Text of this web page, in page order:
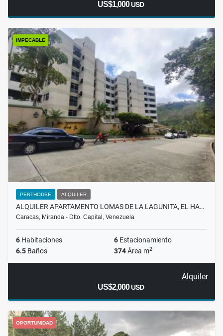
US$1,000USD
IMPECABLE
PENTHOUSE ALQUILER
ALQUILER APARTAMENTO LOMAS DE LA LAGUNITA, EL HA…
Caracas, Miranda - Dtto. Capital, Venezuela
6 Habitaciones 6 Estacionamiento
6.5 Baños 374Área m2
Alquiler
US$2,000USD
OPORTUNIDAD